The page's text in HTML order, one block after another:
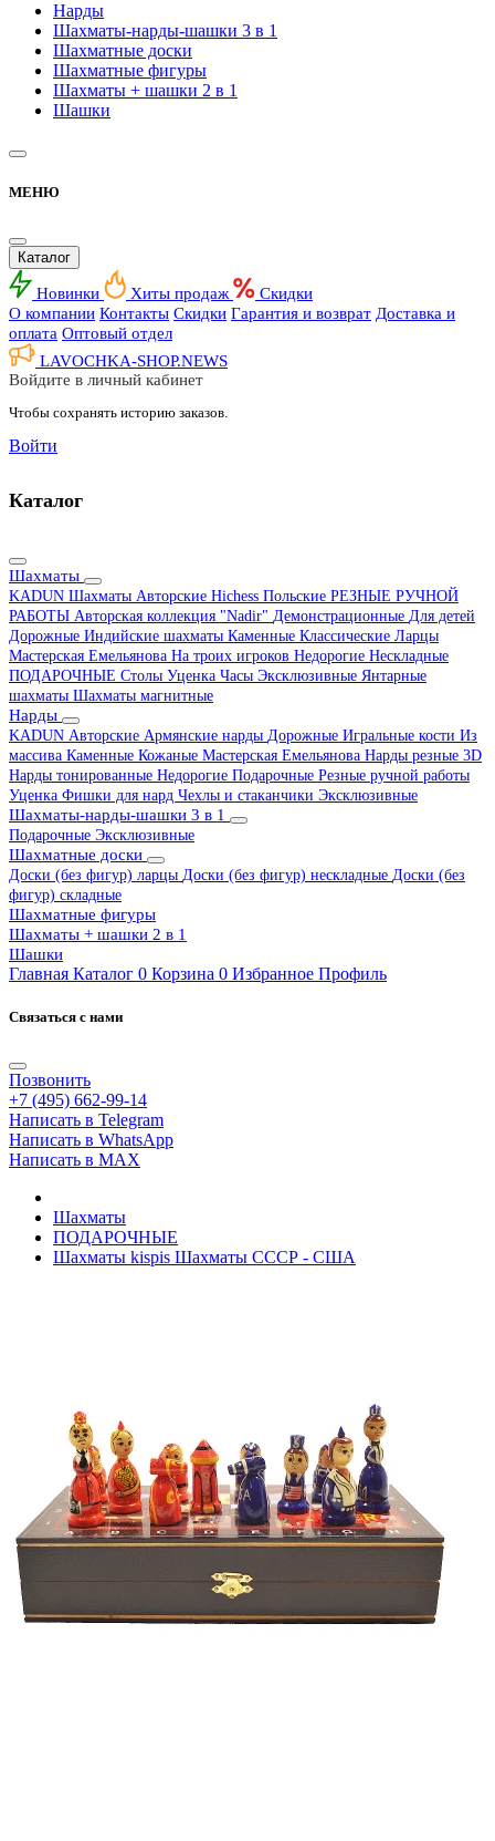
Нарды
Шахматы-нарды-шашки 3 в 1
Шахматные доски
Шахматные фигуры
Шахматы + шашки 2 в 1
Шашки
МЕНЮ
Каталог
Новинки Хиты продаж
Скидки
О компании Контакты Скидки Гарантия и возврат Доставка и
оплата Оптовый отдел
LAVOCHKA-SHOP.NEWS
Войдите в личный кабинет
Чтобы сохранять историю заказов.
Войти
Каталог
Шахматы
KADUN Шахматы Авторские Hichess Польские РЕЗНЫЕ РУЧНОЙ
РАБОТЫ Авторская коллекция "Nadir" Демонстрационные Для детей
Дорожные Индийские шахматы Каменные Классические Ларцы
Мастерская Емельянова На троих игроков Недорогие Нескладные
ПОДАРОЧНЫЕ Столы Уценка Часы Эксклюзивные Янтарные
шахматы Шахматы магнитные
Нарды
KADUN Авторские Армянские нарды Дорожные Игральные кости Из
массива Каменные Кожаные Мастерская Емельянова Нарды резные 3D
Нарды тонированные Недорогие Подарочные Резные ручной работы
Уценка Фишки для нард Чехлы и стаканчики Эксклюзивные
Шахматы-нарды-шашки 3 в 1
Подарочные Эксклюзивные
Шахматные доски
Доски (без фигур) ларцы Доски (без фигур) нескладные Доски (без
фигур) складные
Шахматные фигуры
Шахматы + шашки 2 в 1
Шашки
Главная Каталог 0 Корзина 0 Избранное Профиль
Связаться с нами
Позвонить
+7 (495) 662-99-14
Написать в Telegram
Написать в WhatsApp
Написать в MAX
Шахматы
ПОДАРОЧНЫЕ
Шахматы kispis Шахматы СССР - США